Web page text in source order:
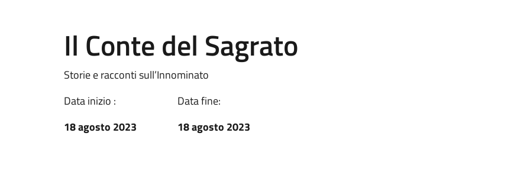
Il Conte del Sagrato
Storie e racconti sull’Innominato
Data inizio :
18 agosto 2023
Data fine:
18 agosto 2023